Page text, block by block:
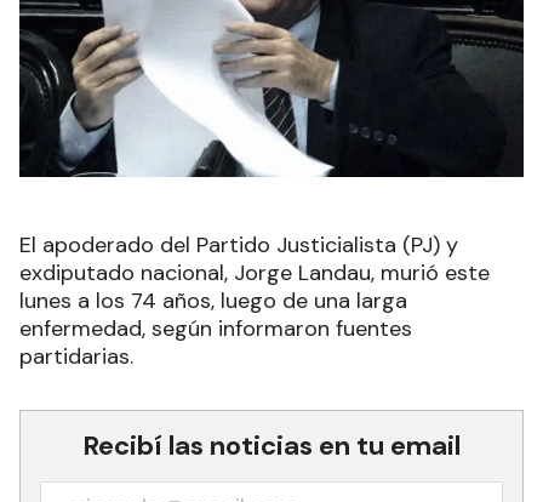
El apoderado del Partido Justicialista (PJ) y
exdiputado nacional, Jorge Landau, murió este
lunes a los 74 años, luego de una larga
enfermedad, según informaron fuentes
partidarias.
Recibí las noticias en tu email